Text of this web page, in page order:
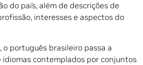
do país, além de descrições de
interesses e aspectos do
o português brasileiro passa a
contemplados por conjuntos